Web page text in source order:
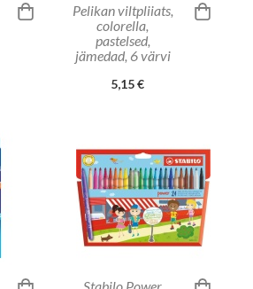
Pelikan viltpliiats,
colorella,
pastelsed,
jämedad, 6 värvi
5,15 €